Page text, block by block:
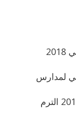
جدول امتحانات الصف الثاني الابتدائي 2018
لمدارس
جدول امتحانات الشهادة الاعدادية 2018 الترم